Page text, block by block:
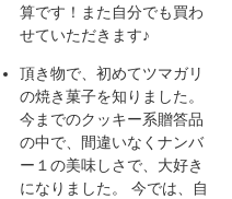
算です！また自分でも買わ
せていただきます♪
頂き物で、初めてツマガリ
の焼き菓子を知りました。
今までのクッキー系贈答品
の中で、間違いなくナンバ
ー１の美味しさで、大好き
になりました。 今では、自